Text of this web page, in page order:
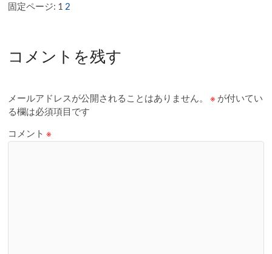
固定ページ: 1 2
コメントを残す
メールアドレスが公開されることはありません。 ※ が付いてい
る欄は必須項目です
コメント※